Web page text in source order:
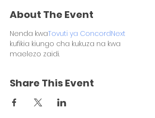
About The Event
Nenda kwaTovuti ya ConcordNext
kufikia kiungo cha kukuza na kwa
maelezo zaidi.
Share This Event